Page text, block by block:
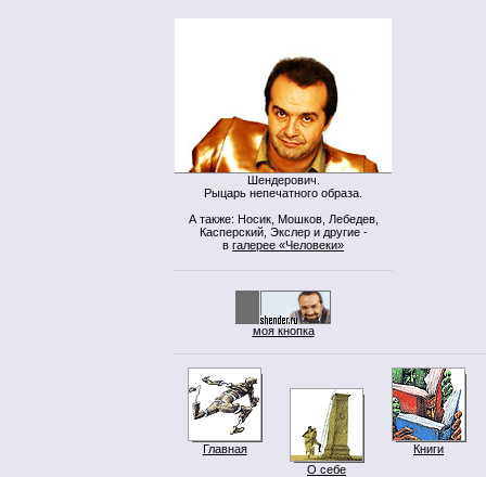
Шендерович.
Рыцарь непечатного образа.
А также: Носик, Мошков, Лебедев,
Касперский, Экслер и другие -
в галерее «Человеки»
моя кнопка
Главная
О себе
Книги